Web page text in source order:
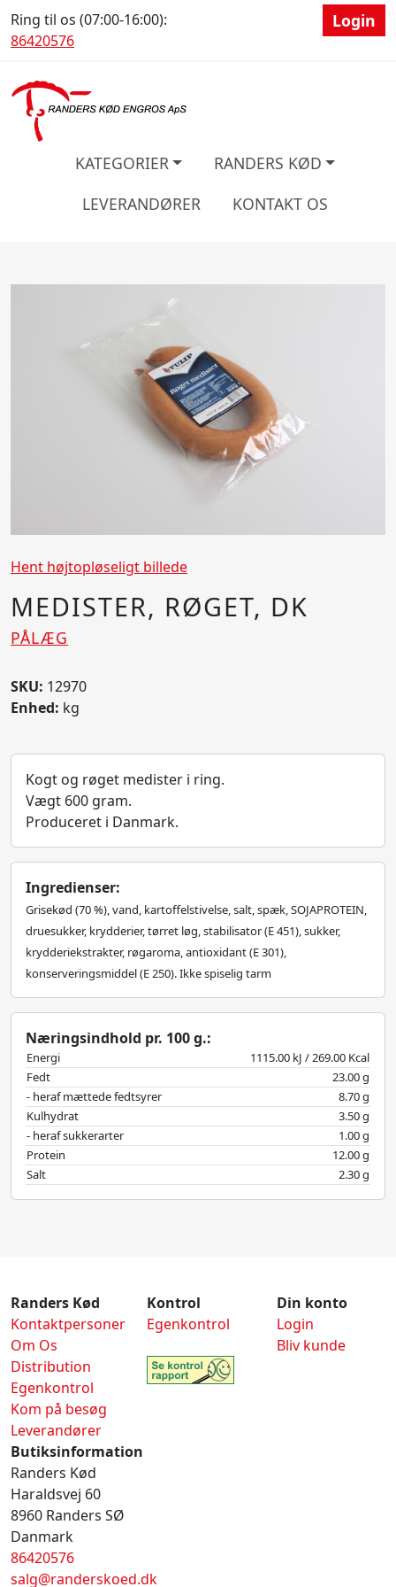
Ring til os (07:00-16:00):
86420576
Login
KATEGORIER
RANDERS KØD
LEVERANDØRER
KONTAKT OS
Hent højtopløseligt billede
MEDISTER, RØGET, DK
PÅLÆG
SKU: 12970
Enhed: kg
Kogt og røget medister i ring.
Vægt 600 gram.
Produceret i Danmark.
Ingredienser:
Grisekød (70 %), vand, kartoffelstivelse, salt, spæk, SOJAPROTEIN,
druesukker, krydderier, tørret løg, stabilisator (E 451), sukker,
krydderiekstrakter, røgaroma, antioxidant (E 301),
konserveringsmiddel (E 250). Ikke spiselig tarm
Næringsindhold pr. 100 g.:
Energi
1115.00 kJ / 269.00 Kcal
Fedt
23.00 g
- heraf mættede fedtsyrer
8.70 g
Kulhydrat
3.50 g
- heraf sukkerarter
1.00 g
Protein
12.00 g
Salt
2.30 g
Randers Kød
Kontaktpersoner
Om Os
Distribution
Egenkontrol
Kom på besøg
Leverandører
Kontrol
Egenkontrol
Din konto
Login
Bliv kunde
Butiksinformation
Randers Kød
Haraldsvej 60
8960 Randers SØ
Danmark
86420576
salg@randerskoed.dk